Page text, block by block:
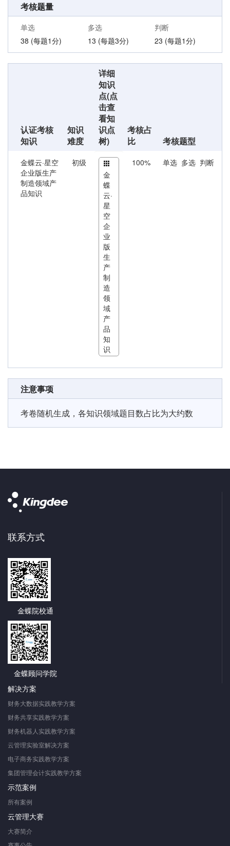
考核题量
单选
38 (每题1分)
多选
13 (每题3分)
判断
23 (每题1分)
认证考核
知识
知识
难度
详细
知识
点(点
击查
看知
识点
树)
考核占
比
考核题型
金蝶云·星空
企业版生产
制造领域产
品知识
初级
金
蝶
云·
星
空
企
业
版
生
产
制
造
领
域
产
品
知
识
100% 单选 多选 判断
注意事项
考卷随机生成，各知识领域题目数占比为大约数
联系方式
金蝶院校通
金蝶顾问学院
解决方案
财务大数据实践教学方案
财务共享实践教学方案
财务机器人实践教学方案
云管理实验室解决方案
电子商务实践教学方案
集团管理会计实践教学方案
示范案例
所有案例
云管理大赛
大赛简介